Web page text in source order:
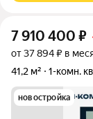
7 910 400 ₽
от 37 894 ₽ в
41,2 м²
1-комн.
новостройка